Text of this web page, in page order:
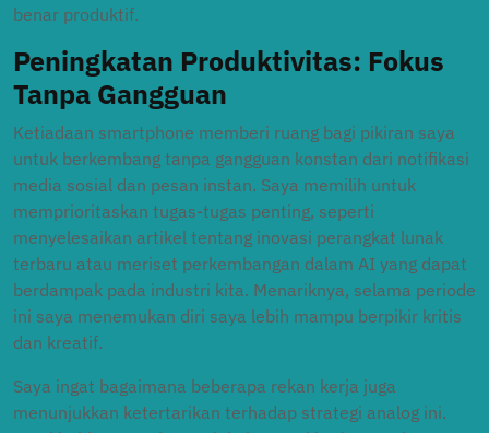
benar produktif.
Peningkatan Produktivitas: Fokus
Tanpa Gangguan
Ketiadaan smartphone memberi ruang bagi pikiran saya
untuk berkembang tanpa gangguan konstan dari notifikasi
media sosial dan pesan instan. Saya memilih untuk
memprioritaskan tugas-tugas penting, seperti
menyelesaikan artikel tentang inovasi perangkat lunak
terbaru atau meriset perkembangan dalam AI yang dapat
berdampak pada industri kita. Menariknya, selama periode
ini saya menemukan diri saya lebih mampu berpikir kritis
dan kreatif.
Saya ingat bagaimana beberapa rekan kerja juga
menunjukkan ketertarikan terhadap strategi analog ini.